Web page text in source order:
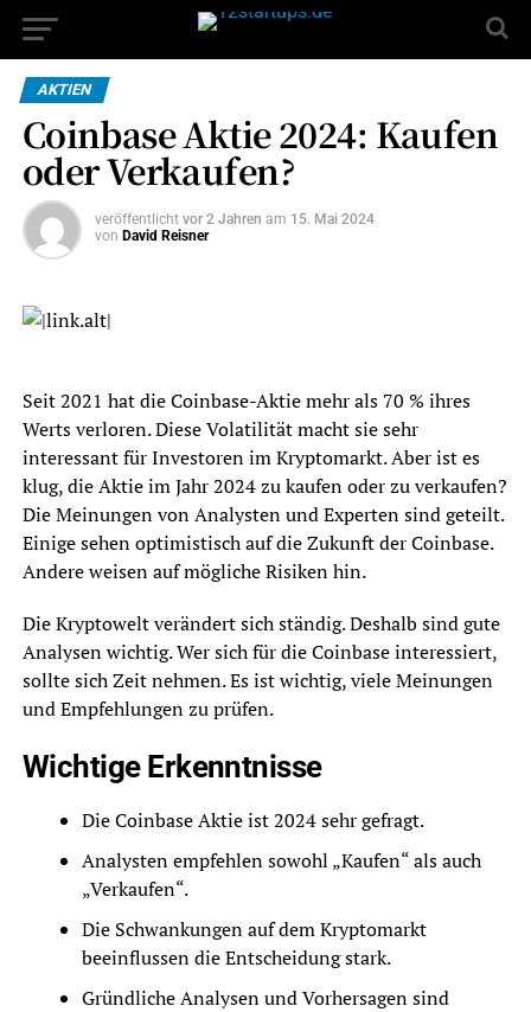
AKTIEN
Coinbase Aktie 2024: Kaufen
oder Verkaufen?
veröffentlicht vor 2 Jahren am 15. Mai 2024
von David Reisner
Seit 2021 hat die Coinbase-Aktie mehr als 70 % ihres
Werts verloren. Diese Volatilität macht sie sehr
interessant für Investoren im Kryptomarkt. Aber ist es
klug, die Aktie im Jahr 2024 zu kaufen oder zu verkaufen?
Die Meinungen von Analysten und Experten sind geteilt.
Einige sehen optimistisch auf die Zukunft der Coinbase.
Andere weisen auf mögliche Risiken hin.
Die Kryptowelt verändert sich ständig. Deshalb sind gute
Analysen wichtig. Wer sich für die Coinbase interessiert,
sollte sich Zeit nehmen. Es ist wichtig, viele Meinungen
und Empfehlungen zu prüfen.
Wichtige Erkenntnisse
Die Coinbase Aktie ist 2024 sehr gefragt.
Analysten empfehlen sowohl „Kaufen“ als auch
„Verkaufen“.
Die Schwankungen auf dem Kryptomarkt
beeinflussen die Entscheidung stark.
Gründliche Analysen und Vorhersagen sind